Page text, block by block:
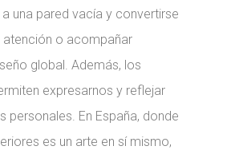
una pared vacía y convertirse
atención o acompañar
global. Además, los
expresarnos y reflejar
personales. En España, donde
es un arte en sí mismo,